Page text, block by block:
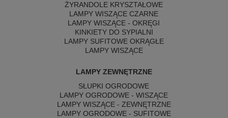
ŻYRANDOLE KRYSZTAŁOWE
LAMPY WISZĄCE CZARNE
LAMPY WISZĄCE - OKRĘGI
KINKIETY DO SYPIALNI
LAMPY SUFITOWE OKRĄGŁE
LAMPY WISZĄCE
LAMPY ZEWNĘTRZNE
SŁUPKI OGRODOWE
LAMPY OGRODOWE - WISZĄCE
LAMPY WISZĄCE - ZEWNĘTRZNE
LAMPY OGRODOWE - SUFITOWE